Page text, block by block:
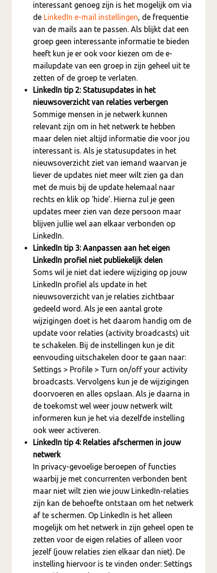
interessant genoeg zijn is het mogelijk om via
de LinkedIn e-mail instellingen, de frequentie
van de mails aan te passen. Als blijkt dat een
groep geen interessante informatie te bieden
heeft kun je er ook voor kiezen om de e-
mailupdate van een groep in zijn geheel uit te
zetten of de groep te verlaten.
LinkedIn tip 2: Statusupdates in het
nieuwsoverzicht van relaties verbergen
Sommige mensen in je netwerk kunnen
relevant zijn om in het netwerk te hebben
maar delen niet altijd informatie die voor jou
interessant is. Als je statusupdates in het
nieuwsoverzicht ziet van iemand waarvan je
liever de updates niet meer wilt zien ga dan
met de muis bij de update helemaal naar
rechts en klik op ‘hide’. Hierna zul je geen
updates meer zien van deze persoon maar
blijven jullie wel aan elkaar verbonden op
LinkedIn.
LinkedIn tip 3: Aanpassen aan het eigen
LinkedIn profiel niet publiekelijk delen
Soms wil je niet dat iedere wijziging op jouw
LinkedIn profiel als update in het
nieuwsoverzicht van je relaties zichtbaar
gedeeld word. Als je een aantal grote
wijzigingen doet is het daarom handig om de
update voor relaties (activity broadcasts) uit
te schakelen. Bij de instellingen kun je dit
eenvouding uitschakelen door te gaan naar:
Settings > Profile > Turn on/off your activity
broadcasts. Vervolgens kun je de wijzigingen
doorvoeren en alles opslaan. Als je daarna in
de toekomst wel weer jouw netwerk wilt
informeren kun je het via dezelfde instelling
ook weer activeren.
LinkedIn tip 4: Relaties afschermen in jouw
netwerk
In privacy-gevoelige beroepen of functies
waarbij je met concurrenten verbonden bent
maar niet wilt zien wie jouw LinkedIn-relaties
zijn kan de behoefte ontstaan om het netwerk
af te schermen. Op LinkedIn is het alleen
mogelijk om het netwerk in zijn geheel open te
zetten voor de eigen relaties of alleen voor
jezelf (jouw relaties zien elkaar dan niet). De
instelling hiervoor is te vinden onder: Settings